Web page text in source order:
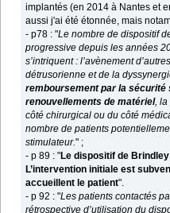
implantés (en 2014 à Nantes et
aussi j'ai été étonnée, mais
- p78 : "Le nombre de dispositif
progressive depuis les années
s’intriquent : l’avènement
détrusorienne et de la
remboursement par la sécurité
renouvellements de matériel, la
côté chirurgical ou du côté
nombre de patients
stimulateur." ;
- p 89 : "Le dispositif de
L’intervention initiale est
accueillent le patient".
- p 92 : "Les patients contactés
rétrospective d’utilisation du